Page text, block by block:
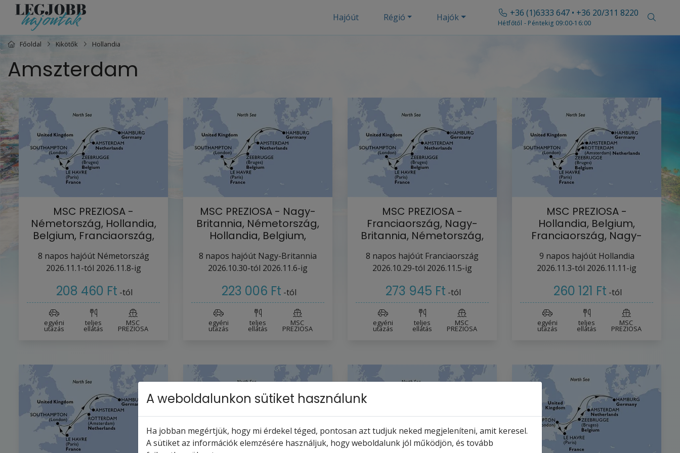
Hajóút Régió Hajók +36 (1)6333 647 • +36 20/311 8220
Hétfőtől - Péntekig 09:00-16:00
Főoldal Kikötők Hollandia
Amszterdam
MSC PREZIOSA -
Németország, Hollandia,
Belgium, Franciaország,
8 napos hajóút Németország
2026.11.1-tól 2026.11.8-ig
208 460 Ft -tól
egyéni
utazás
teljes
ellátás
MSC
PREZIOSA
MSC PREZIOSA - Nagy-
Britannia, Németország,
Hollandia, Belgium,
8 napos hajóút Nagy-Britannia
2026.10.30-tól 2026.11.6-ig
223 006 Ft -tól
egyéni
utazás
teljes
ellátás
MSC
PREZIOSA
MSC PREZIOSA -
Franciaország, Nagy-
Britannia, Németország,
8 napos hajóút Franciaország
2026.10.29-tól 2026.11.5-ig
273 945 Ft -tól
egyéni
utazás
teljes
ellátás
MSC
PREZIOSA
MSC PREZIOSA -
Hollandia, Belgium,
Franciaország, Nagy-
9 napos hajóút Hollandia
2026.11.3-tól 2026.11.11-ig
260 121 Ft -tól
egyéni
utazás
teljes
ellátás
MSC
PREZIOSA
A weboldalunkon sütiket használunk
Ha jobban megértjük, hogy mi érdekel téged, pontosan azt tudjuk neked megjeleníteni, amit keresel.
A sütiket az információk elemzésére használjuk, hogy weboldalunk jól működjön, és tovább